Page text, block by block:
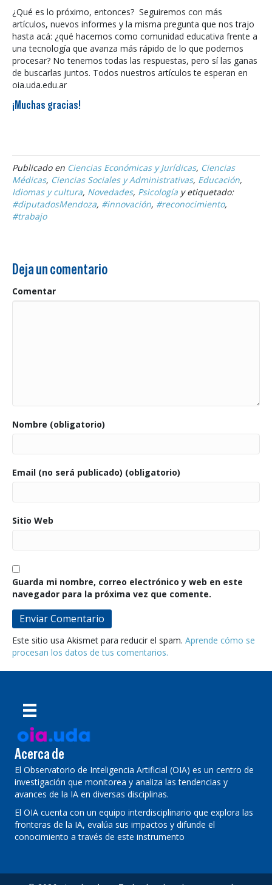
¿Qué es lo próximo, entonces? Seguiremos con más
artículos, nuevos informes y la misma pregunta que nos trajo
hasta acá: ¿qué hacemos como comunidad educativa frente a
una tecnología que avanza más rápido de lo que podemos
procesar? No tenemos todas las respuestas, pero sí las ganas
de buscarlas juntos. Todos nuestros artículos te esperan en
oia.uda.edu.ar
¡Muchas gracias!
Publicado en Ciencias Económicas y Jurídicas, Ciencias
Médicas, Ciencias Sociales y Administrativas, Educación,
Idiomas y cultura, Novedades, Psicología y etiquetado:
#diputadosMendoza, #innovación, #reconocimiento,
#trabajo
Deja un comentario
Comentar
Nombre (obligatorio)
Email (no será publicado) (obligatorio)
Sitio Web
Guarda mi nombre, correo electrónico y web en este
navegador para la próxima vez que comente.
Este sitio usa Akismet para reducir el spam. Aprende cómo se
procesan los datos de tus comentarios.
Acerca de
El Observatorio de Inteligencia Artificial (OIA) es un centro de
investigación que monitorea y analiza las tendencias y
avances de la IA en diversas disciplinas.
El OIA cuenta con un equipo interdisciplinario que explora las
fronteras de la IA, evalúa sus impactos y difunde el
conocimiento a través de este instrumento